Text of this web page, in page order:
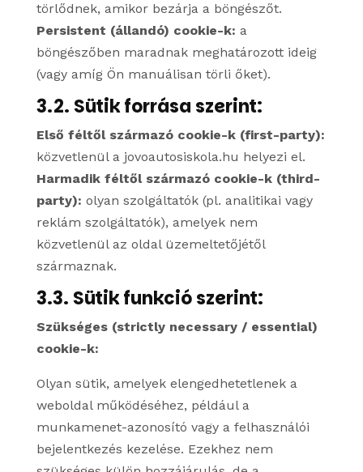
törlődnek, amikor bezárja a böngészőt.
Persistent (állandó) cookie-k: a
böngészőben maradnak meghatározott ideig
(vagy amíg Ön manuálisan törli őket).
3.2. Sütik forrása szerint:
Első féltől származó cookie-k (first-party):
közvetlenül a jovoautosiskola.hu helyezi el.
Harmadik féltől származó cookie-k (third-
party): olyan szolgáltatók (pl. analitikai vagy
reklám szolgáltatók), amelyek nem
közvetlenül az oldal üzemeltetőjétől
származnak.
3.3. Sütik funkció szerint:
Szükséges (strictly necessary / essential)
cookie-k:
Olyan sütik, amelyek elengedhetetlenek a
weboldal működéséhez, például a
munkamenet-azonosító vagy a felhasználói
bejelentkezés kezelése. Ezekhez nem